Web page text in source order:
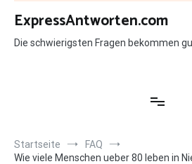
Zum
Inhalt
springen
ExpressAntworten.com
Die schwierigsten Fragen bekommen
Startseite
FAQ
Wie viele Menschen ueber 80 leben in